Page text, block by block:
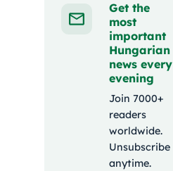
Get the
most
important
Hungarian
news every
evening
Join 7000+
readers
worldwide.
Unsubscribe
anytime.